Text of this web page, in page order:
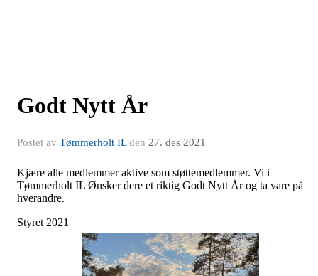
Godt Nytt År
Postet av Tømmerholt ILden 27. des 2021
Kjære alle medlemmer aktive som støttemedlemmer. Vi i
Tømmerholt IL Ønsker dere et riktig Godt Nytt År og ta vare på
hverandre.
Styret 2021